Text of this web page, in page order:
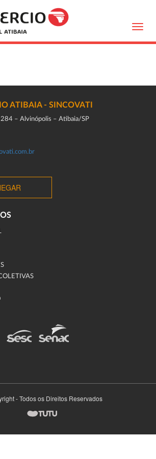
ATIBAIA - SINCOVATI
284 – Alvinópolis – Atibaia/SP
- Todos os Direitos Reservados